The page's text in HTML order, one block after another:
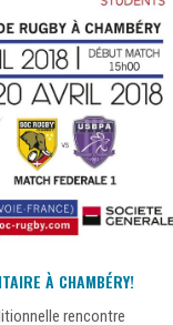
À CHAMBÉRY!
rencontre